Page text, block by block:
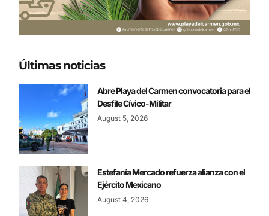
Últimas noticias
Abre Playa del Carmen convocatoria para el
Desfile Cívico-Militar
August 5, 2026
Estefanía Mercado refuerza alianza con el
Ejército Mexicano
August 4, 2026